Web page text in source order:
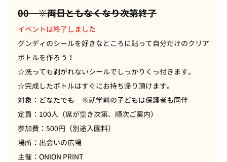
00 ※両日ともなくなり次第終了
イベントは終了しました
グンディのシールを好きなところに貼って自分だけのクリア
ボトルを作ろう！
☆洗っても剥がれないシールでしっかりくっ付きます。
☆完成したボトルはすぐにお持ち帰り頂けます。
対象：どなたでも ※就学前の子どもは保護者も同伴
定員： 100人（席が空き次第、順次ご案内）
参加費： 500円（別途入園料）
場所：出会いの広場
主催： ONION PRINT